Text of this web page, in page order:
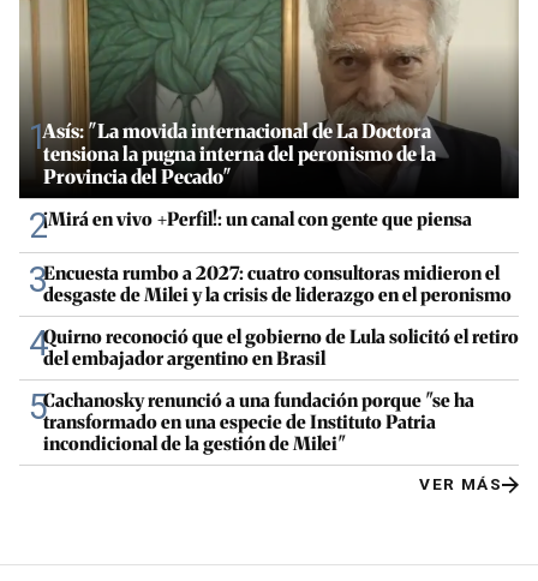
1Asís: "La movida internacional de La Doctora
tensiona la pugna interna del peronismo de la
Provincia del Pecado"
2¡Mirá en vivo +Perfil!: un canal con gente que piensa
3Encuesta rumbo a 2027: cuatro consultoras midieron el
desgaste de Milei y la crisis de liderazgo en el peronismo
4Quirno reconoció que el gobierno de Lula solicitó el retiro
del embajador argentino en Brasil
5Cachanosky renunció a una fundación porque "se ha
transformado en una especie de Instituto Patria
incondicional de la gestión de Milei"
VER MÁS